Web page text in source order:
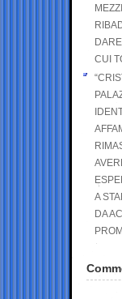
CUI
A
DA